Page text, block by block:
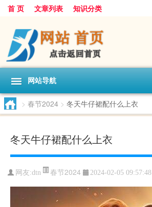
首 页 文章列表 知识分类
网站导航
> 春节2024 > 冬天牛仔裙配什么上衣
冬天牛仔裙配什么上衣
网友:dtn 春节2024 2024-02-05 09:57:48